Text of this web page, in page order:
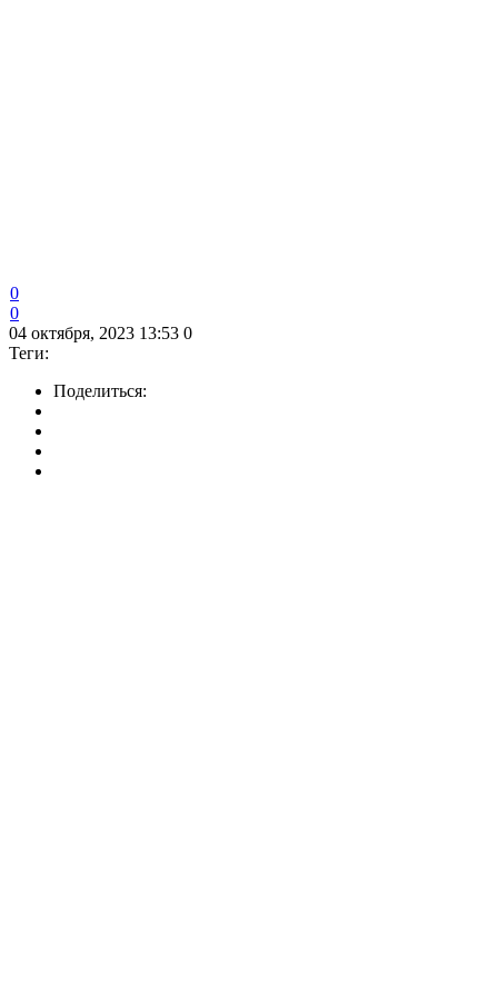
0
0
04 октября, 2023 13:53 0
Теги:
Поделиться: